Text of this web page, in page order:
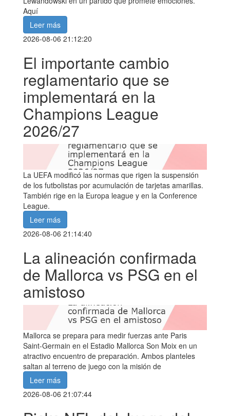
Aquí
Leer más
2026-08-06 21:12:20
El importante cambio
reglamentario que se
implementará en la
Champions League
2026/27
La UEFA modificó las normas que rigen la suspensión
de los futbolistas por acumulación de tarjetas amarillas.
También rige en la Europa league y en la Conference
League.
Leer más
2026-08-06 21:14:40
La alineación confirmada
de Mallorca vs PSG en el
amistoso
Mallorca se prepara para medir fuerzas ante Paris
Saint-Germain en el Estadio Mallorca Son Moix en un
atractivo encuentro de preparación. Ambos planteles
saltan al terreno de juego con la misión de
Leer más
2026-08-06 21:07:44